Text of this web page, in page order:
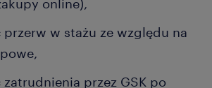
online),
w stażu ze względu na
przez GSK po